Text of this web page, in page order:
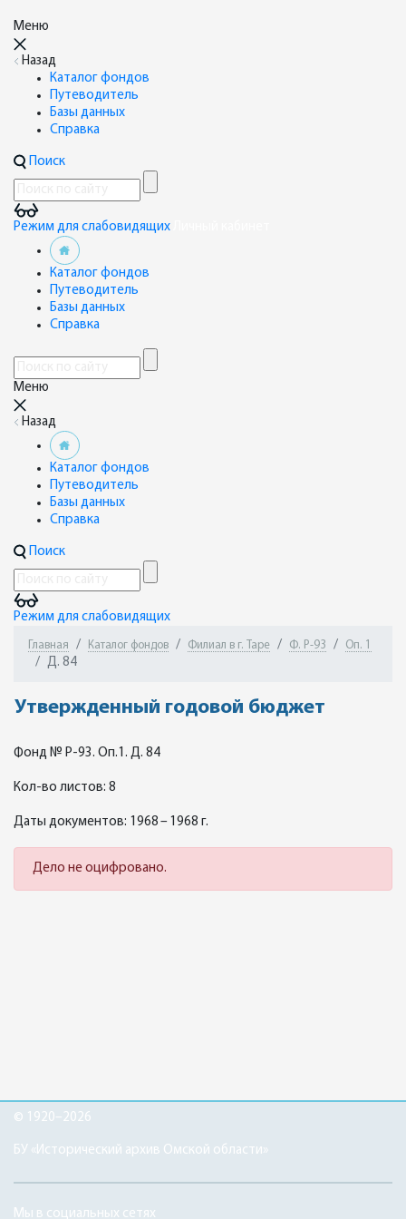
Меню
Назад
Каталог фондов
Путеводитель
Базы данных
Справка
Поиск
Режим для слабовидящих
Каталог фондов
Путеводитель
Базы данных
Справка
Меню
Назад
Каталог фондов
Путеводитель
Базы данных
Справка
Поиск
Режим для слабовидящих
Главная Каталог фондов Филиал в г. Таре Ф. Р-93 Оп. 1
Д. 84
Утвержденный годовой бюджет
Фонд № Р-93. Оп.1. Д. 84
Кол-во листов: 8
Даты документов: 1968 – 1968 г.
Дело не оцифровано.
© 1920–2026
БУ «Исторический архив Омской области»
Мы в социальных сетях